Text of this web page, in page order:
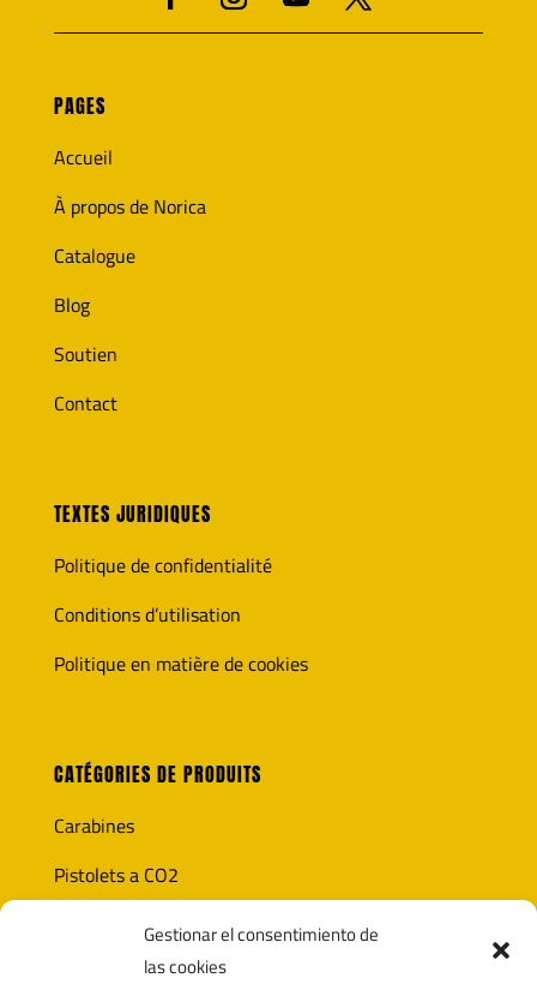
Gestionar el consentimiento de
las cookies
PAGES
Accueil
À propos de Norica
Catalogue
Blog
Soutien
Contact
TEXTES JURIDIQUES
Politique de confidentialité
Conditions d’utilisation
Politique en matière de cookies
CATÉGORIES DE PRODUITS
Carabines
Pistolets a CO2